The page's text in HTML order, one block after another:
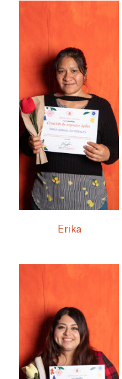
Erika